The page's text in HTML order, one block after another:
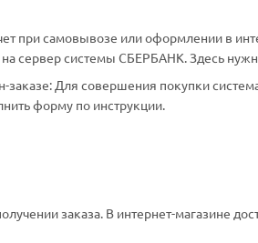
при самовывозе или оформлении в
на сервер системы СБЕРБАНК. Здесь
заказе: Для совершения покупки
форму по инструкции.
заказа. В интернет-магазине